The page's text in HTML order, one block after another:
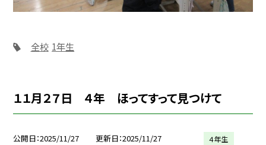
全校 1年生
１１月２７日 ４年 ほってすって見つけて
公開日 2025/11/27 更新日 2025/11/27 ４年生